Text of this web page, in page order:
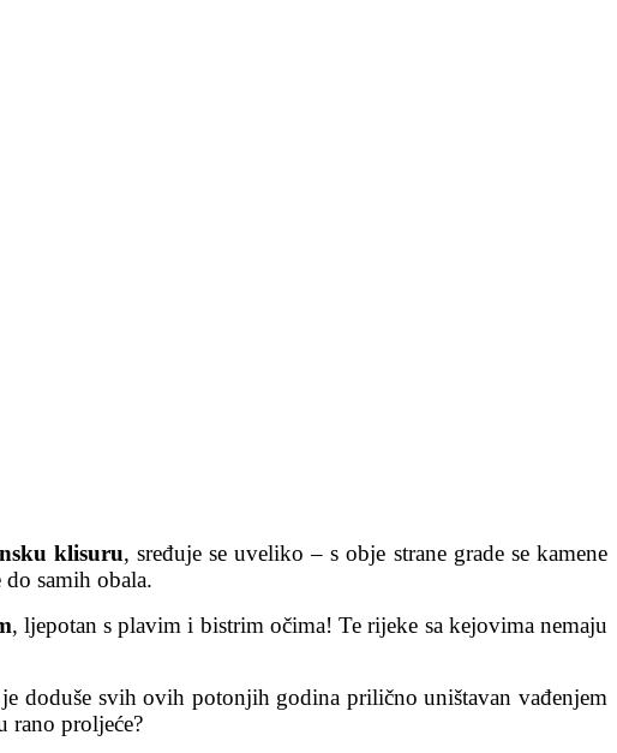
klisuru, sređuje se uveliko – s obje strane grade se kamene
samih obala.
, ljepotan s plavim i bistrim očima! Te rijeke sa kejovima nemaju
doduše svih ovih potonjih godina prilično uništavan vađenjem
rano proljeće?